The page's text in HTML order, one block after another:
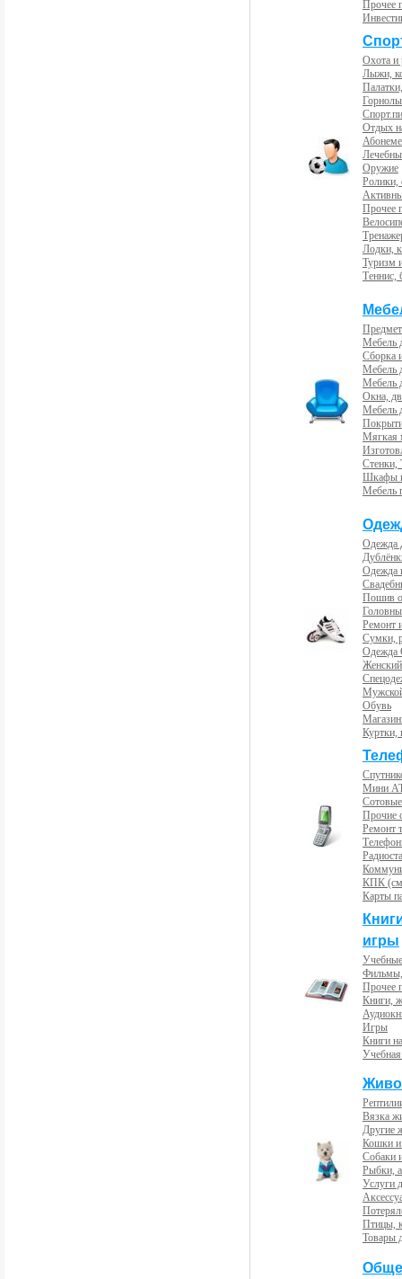
Прочее
Охота и
Лыжи,
Отдых
Оружие
Ролики,
Прочее
Лодки,
Туризм
Теннис,
Мебель
Сборка
Мебель
Мебель
Окна,
Мебель
Мягкая
Стенки,
Шкафы
Мебель
Одежда
Одежда
Пошив
Ремонт
Сумки,
Одежда
Обувь
Куртки,
Мини
Прочие
Ремонт
КПК
Карты
игры
Прочее
Книги,
Игры
Книги
Вязка
Другие
Кошки и
Собаки
Рыбки,
Услуги
Птицы,
Товары